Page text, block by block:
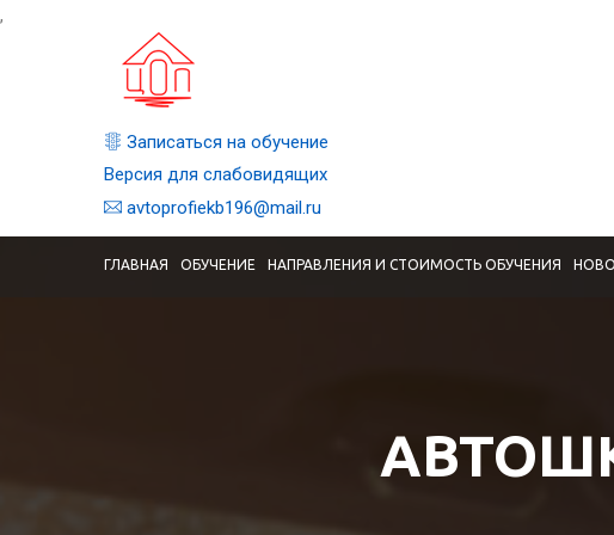
,
Записаться на обучение
Версия для слабовидящих
avtoprofiekb196@mail.ru
ГЛАВНАЯ ОБУЧЕНИЕ НАПРАВЛЕНИЯ И СТОИМОСТЬ ОБУЧЕНИЯ